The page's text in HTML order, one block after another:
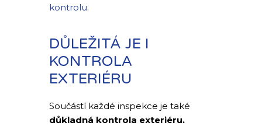
kontrolu.
DŮLEŽITÁ JE I
KONTROLA
EXTERIÉRU
Součástí každé inspekce je také
důkladná kontrola exteriéru.